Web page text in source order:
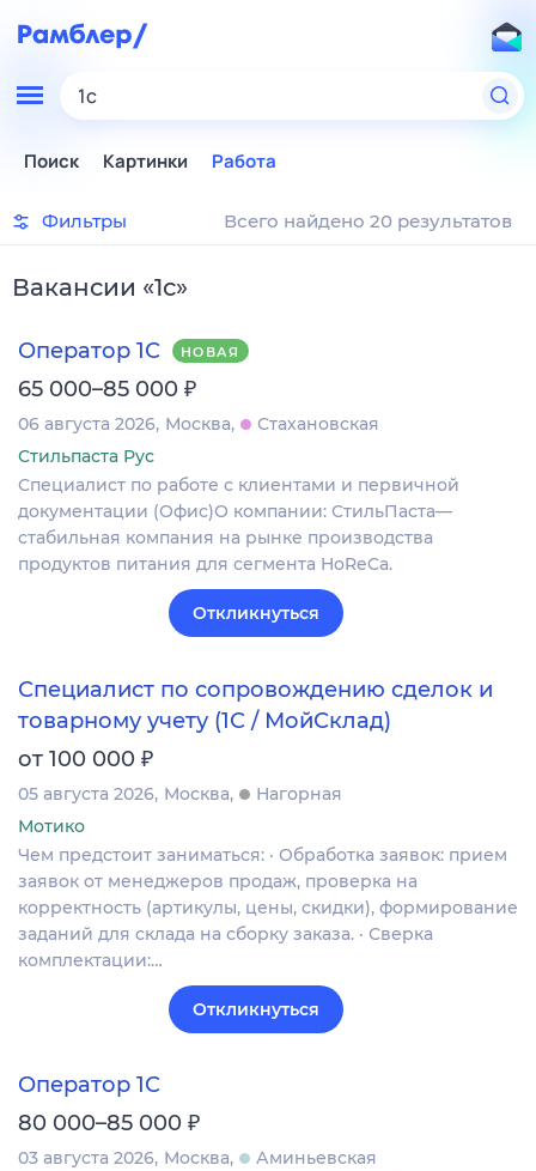
1с
Поиск Картинки Работа
Фильтры Всего найдено 20 результатов
Вакансии «1с»
Оператор 1С НОВАЯ
65 000–85 000 ₽
06 августа 2026 Москва
Стахановская
Стильпаста Рус
Специалист по работе с клиентами и первичной
документации (Офис)О компании: СтильПаста—
стабильная компания на рынке производства
продуктов питания для сегмента HoReCa.
Откликнуться
Специалист по сопровождению сделок и
товарному учету (1С / МойСклад)
от 100 000 ₽
05 августа 2026 Москва
Нагорная
Мотико
Чем предстоит заниматься: · Обработка заявок: прием
заявок от менеджеров продаж, проверка на
корректность (артикулы, цены, скидки), формирование
заданий для склада на сборку заказа. · Сверка
комплектации:…
Откликнуться
Оператор 1С
80 000–85 000 ₽
03 августа 2026 Москва
Аминьевская